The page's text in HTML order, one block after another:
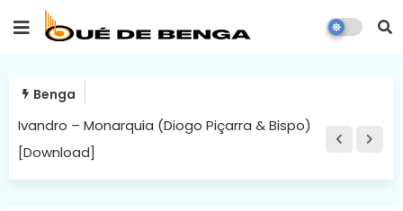
Benga
Ivandro – Monarquia (Diogo Piçarra & Bispo)
[Download]